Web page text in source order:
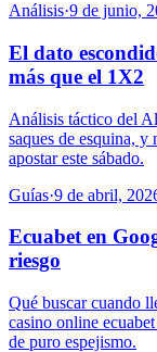
Análisis·9 de junio,
El dato
más que el 1X2
Análisis táctico del
saques de esquina,
apostar este sábado.
Guías·9 de abril,
Ecuabet en
riesgo
Qué buscar cuando
casino online
de puro espejismo.